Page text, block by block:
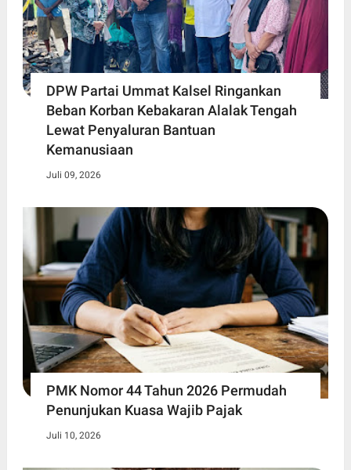
DPW Partai Ummat Kalsel Ringankan
Beban Korban Kebakaran Alalak Tengah
Lewat Penyaluran Bantuan
Kemanusiaan
Juli 09, 2026
PMK Nomor 44 Tahun 2026 Permudah
Penunjukan Kuasa Wajib Pajak
Juli 10, 2026